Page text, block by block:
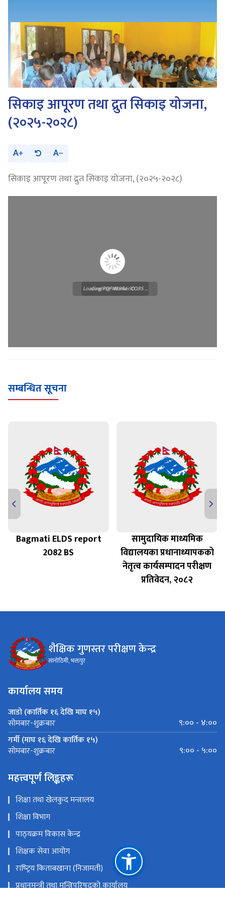
सिकाइ आपूरण तथा द्रुत सिकाइ योजना,
(२०२५-२०२८)
A
A
सिकाइ आपूरण तथा द्रुत सिकाइ योजना, (२०२५-२०२८)
Loading WEBGL 3D ...
Loading PDF Worker CORS ...
सम्बन्धित सूचना
Bagmati ELDS report
2082 BS
सामुदायिक माध्यमिक
विद्यालयका प्रधानाध्यापकको
नेतृत्व कार्यसम्पादन परीक्षण
प्रतिवेदन, २०८२
शैक्षिक गुणस्तर परीक्षण केन्द्र
सानोठिमी, भक्तपुर
कार्यालय समय
जाडो (कार्तिक १६ देखि माघ १५)
सोमबार-शुक्रबार
९:०० - ४:००
गर्मी (माघ १६ देखि कार्तिक १५)
सोमबार-शुक्रबार ९:०० - ५:००
महत्त्वपूर्ण लिङ्कहरू
शिक्षा तथा खेलकुद मन्त्रालय
शिक्षा विभाग
पाठ्‍यक्रम विकास केन्द्र
शिक्षक सेवा आयोग
राष्‍ट्रिय किताबखाना (निजामती)
प्रधानमन्‍त्री तथा मन्त्रिपरिषद्को कार्यालय